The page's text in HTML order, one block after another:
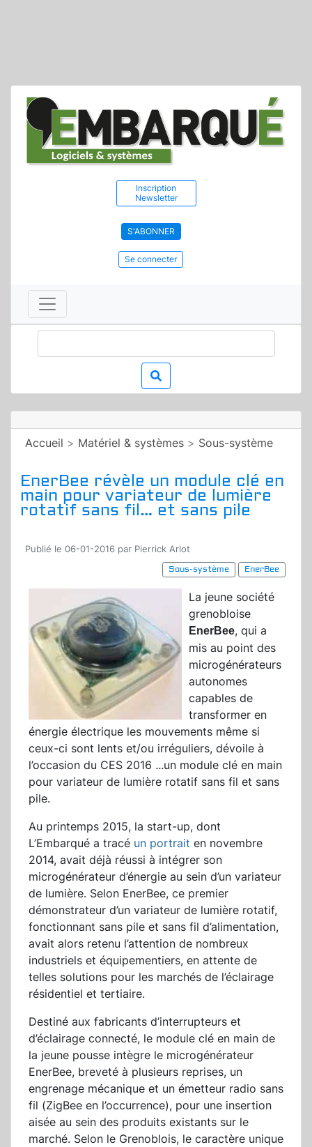
Inscription
Newsletter
S'ABONNER
Se connecter
Accueil > Matériel & systèmes > Sous-système
EnerBee révèle un module clé en
main pour variateur de lumière
rotatif sans fil… et sans pile
Publié le 06-01-2016 par Pierrick Arlot
Sous-système
EnerBee
La jeune société
grenobloise
EnerBee, qui a
mis au point des
microgénérateurs
autonomes
capables de
transformer en
énergie électrique les mouvements même si
ceux-ci sont lents et/ou irréguliers, dévoile à
l’occasion du CES 2016 ...un module clé en main
pour variateur de lumière rotatif sans fil et sans
pile.
Au printemps 2015, la start-up, dont
L’Embarqué a tracé un portrait en novembre
2014, avait déjà réussi à intégrer son
microgénérateur d’énergie au sein d’un variateur
de lumière. Selon EnerBee, ce premier
démonstrateur d’un variateur de lumière rotatif,
fonctionnant sans pile et sans fil d’alimentation,
avait alors retenu l’attention de nombreux
industriels et équipementiers, en attente de
telles solutions pour les marchés de l’éclairage
résidentiel et tertiaire.
Destiné aux fabricants d’interrupteurs et
d’éclairage connecté, le module clé en main de
la jeune pousse intègre le microgénérateur
EnerBee, breveté à plusieurs reprises, un
engrenage mécanique et un émetteur radio sans
fil (ZigBee en l’occurrence), pour une insertion
aisée au sein des produits existants sur le
marché. Selon le Grenoblois, le caractère unique